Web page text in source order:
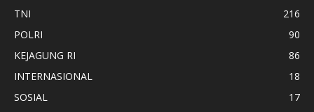
TNI
216
POLRI
90
KEJAGUNG RI
86
INTERNASIONAL
18
SOSIAL
17